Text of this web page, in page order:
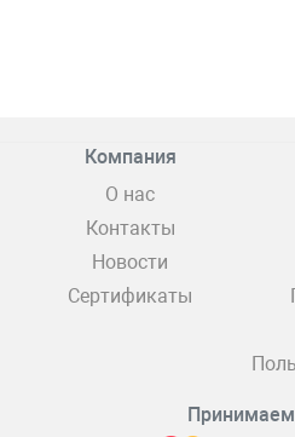
Компания
О нас
Контакты
Новости
Сертификаты
Принимаем